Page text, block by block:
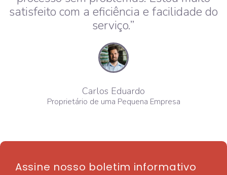
satisfeito com a eficiência e facilidade do
serviço.”
Carlos Eduardo
Proprietário de uma Pequena Empresa​
Assine nosso boletim informativo